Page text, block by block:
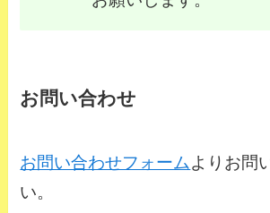
お問い合わせ
お問い合わせフォームよりお問
い。